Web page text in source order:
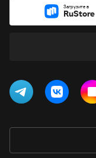
Загрузите в
RuStore